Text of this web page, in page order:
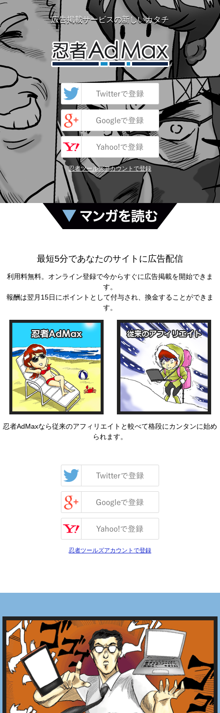
広告掲載サービスの新しいカタチ
忍者ツールズアカウントで登録
最短5分であなたのサイトに広告配信
利用料無料。オンライン登録で今からすぐに広告掲載を開始できま
す。
報酬は翌月15日にポイントとして付与され、換金することができま
す。
忍者AdMaxなら従来のアフィリエイトと較べて格段にカンタンに始め
られます。
忍者ツールズアカウントで登録